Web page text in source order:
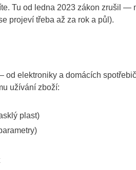
Tu od ledna 2023 zákon zrušil —
projeví třeba až za rok a půl).
elektroniky a domácích
užívání zboží:
plast)